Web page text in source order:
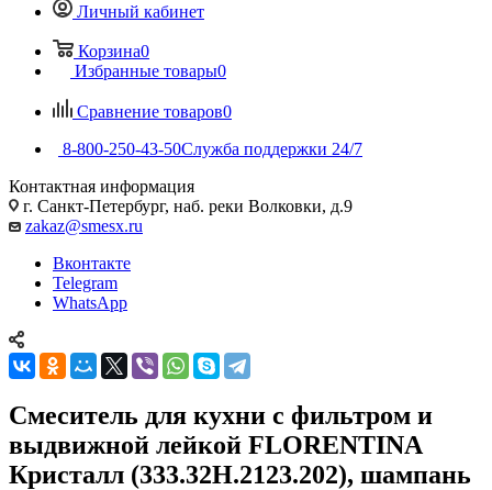
Личный кабинет
Корзина0
Избранные товары0
Сравнение товаров0
8-800-250-43-50Служба поддержки 24/7
Контактная информация
г. Санкт-Петербург, наб. реки Волковки, д.9
zakaz@smesx.ru
Вконтакте
Telegram
WhatsApp
Смеситель для кухни с фильтром и
выдвижной лейкой FLORENTINA
Кристалл (333.32H.2123.202), шампань